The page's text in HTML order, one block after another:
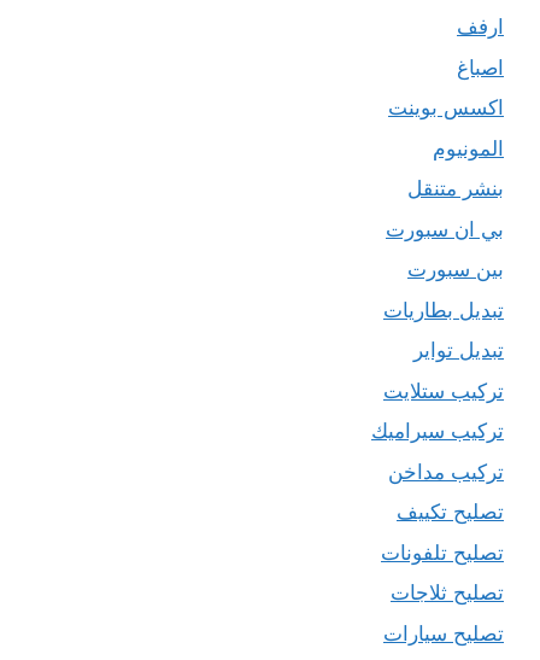
ارفف
اصباغ
اكسس بوينت
المونيوم
بنشر متنقل
بي ان سبورت
بين سبورت
تبديل بطاريات
تبديل تواير
تركيب ستلايت
تركيب سيراميك
تركيب مداخن
تصليح تكييف
تصليح تلفونات
تصليح ثلاجات
تصليح سيارات